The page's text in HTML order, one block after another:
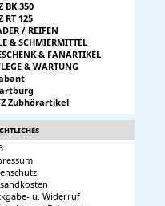
BK 350
RT 125
/ REIFEN
& SCHMIERMITTEL
& FANARTIKEL
& WARTUNG
Zubhörartikel
u. Widerruf